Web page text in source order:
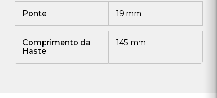
Ponte 19 mm
Comprimento da
Haste
145 mm